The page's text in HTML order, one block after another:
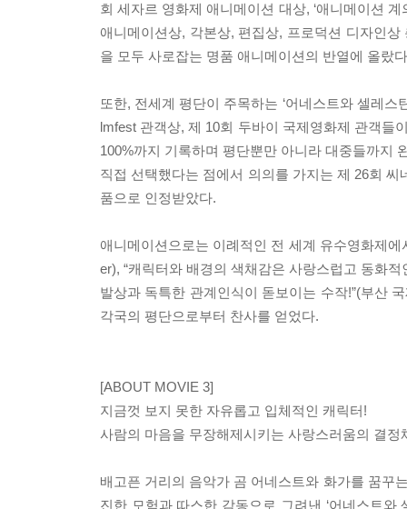
회 세자르 영화제 애니메이션 대상, ‘애니메이션
애니메이션상, 각본상, 편집상, 프로덕션 디자인
을 모두 사로잡는 명품 애니메이션의 반열에 올랐
또한, 전세계 평단이 주목하는 ‘어네스트와 셀레
lmfest 관객상, 제 10회 두바이 국제영화제 관객들
100%까지 기록하며 평단뿐만 아니라 대중들까지
직접 선택했다는 점에서 의의를 가지는 제 26회
품으로 인정받았다.
애니메이션으로는 이례적인 전 세계 유수영화제
er), “캐릭터와 배경의 색채감은 사랑스럽고 동화
발상과 독특한 관계인식이 돋보이는 수작!”(부산
각국의 평단으로부터 찬사를 얻었다.
[ABOUT MOVIE 3]
지금껏 보지 못한 자유롭고 입체적인 캐릭터!
사람의 마음을 무장해제시키는 사랑스러움의 결정
배고픈 거리의 음악가 곰 어네스트와 화가를 꿈꾸
진한 모험과 따스한 감동으로 그려낸 ‘어네스트